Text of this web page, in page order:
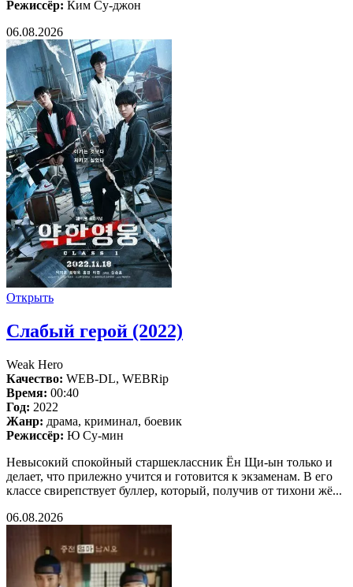
Режиссёр: Ким Су-джон
06.08.2026
Открыть
Слабый герой (2022)
Weak Hero
Качество: WEB-DL, WEBRip
Время: 00:40
Год: 2022
Жанр: драма, криминал, боевик
Режиссёр: Ю Су-мин
Невысокий спокойный старшеклассник Ён Щи-ын только и
делает, что прилежно учится и готовится к экзаменам. В его
классе свирепствует буллер, который, получив от тихони жё...
06.08.2026